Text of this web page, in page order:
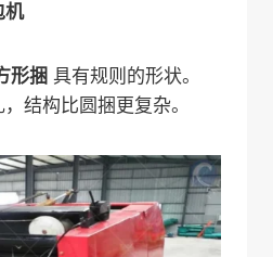
机
形捆 具有规则的形状。
结构比圆捆更复杂。